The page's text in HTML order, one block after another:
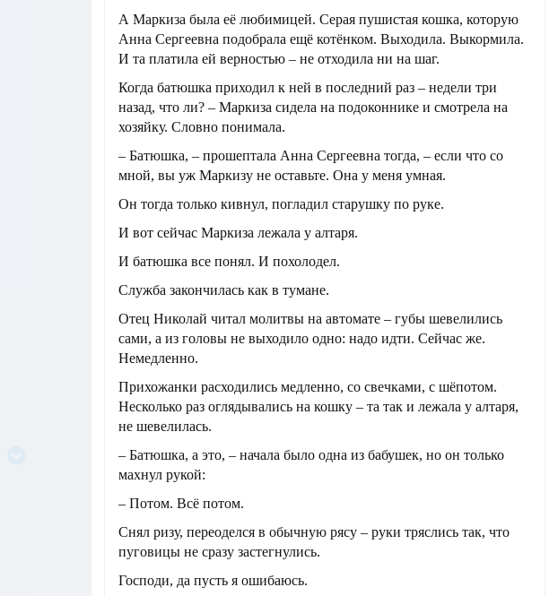
А Маркиза была её любимицей. Серая пушистая кошка, которую
Анна Сергеевна подобрала ещё котёнком. Выходила. Выкормила.
И та платила ей верностью – не отходила ни на шаг.
Когда батюшка приходил к ней в последний раз – недели три
назад, что ли? – Маркиза сидела на подоконнике и смотрела на
хозяйку. Словно понимала.
– Батюшка, – прошептала Анна Сергеевна тогда, – если что со
мной, вы уж Маркизу не оставьте. Она у меня умная.
Он тогда только кивнул, погладил старушку по руке.
И вот сейчас Маркиза лежала у алтаря.
И батюшка все понял. И похолодел.
Служба закончилась как в тумане.
Отец Николай читал молитвы на автомате – губы шевелились
сами, а из головы не выходило одно: надо идти. Сейчас же.
Немедленно.
Прихожанки расходились медленно, со свечками, с шёпотом.
Несколько раз оглядывались на кошку – та так и лежала у алтаря,
не шевелилась.
– Батюшка, а это, – начала было одна из бабушек, но он только
махнул рукой:
– Потом. Всё потом.
Снял ризу, переоделся в обычную рясу – руки тряслись так, что
пуговицы не сразу застегнулись.
Господи, да пусть я ошибаюсь.